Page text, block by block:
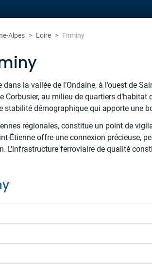
Alpes Loire Firminy
la vallée de l’Ondaine, à l’ouest de
Corbusier, au milieu de quartiers
stabilité démographique qui apporte une
régionales, constitue un point de
Étienne offre une connexion précieuse,
L'infrastructure ferroviaire de qualité